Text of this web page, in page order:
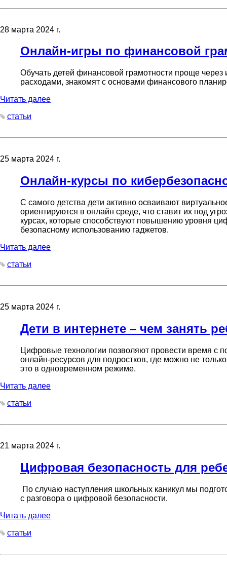
28 марта 2024 г.
Онлайн-игры по финансовой
Обучать детей финансовой грамотности проще
расходами, знакомят с основами финансового
Читать далее
статьи
25 марта 2024 г.
Онлайн-курсы по
С самого детства дети активно осваивают
ориентируются в онлайн среде, что ставит их под
курсах, которые способствуют повышению уровня
безопасному использованию гаджетов.
Читать далее
статьи
25 марта 2024 г.
Дети в интернете – чем занять
Цифровые технологии позволяют провести время с
онлайн-ресурсов для подростков, где можно не
это в одновременном режиме.
Читать далее
статьи
21 марта 2024 г.
Цифровая безопасность для
По случаю наступления школьных каникул мы
с разговора о цифровой безопасности.
Читать далее
статьи